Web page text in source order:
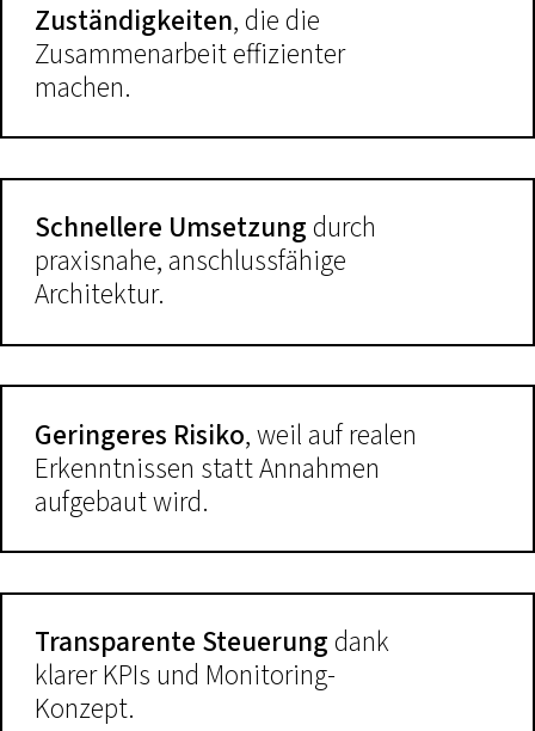
Zuständigkeiten, die die
Zusammenarbeit effizienter
machen.
Schnellere Umsetzungdurch
praxisnahe, anschlussfähige
Architektur.
Geringeres Risiko, weil auf realen
Erkenntnissen statt Annahmen
aufgebaut wird.
Transparente Steuerungdank
klarer KPIs und Monitoring-
Konzept.